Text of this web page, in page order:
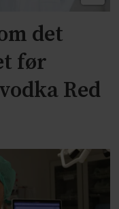
det
før
Red